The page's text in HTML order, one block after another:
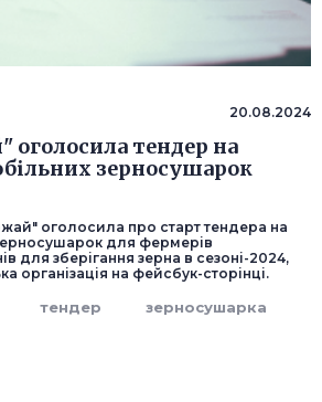
20.08.2024
оголосила тендер на
зерносушарок
оголосила про старт тендера на
для фермерів
для зберігання зерна в сезоні-2024,
організація на фейсбук-сторінці.
тендер зерносушарка